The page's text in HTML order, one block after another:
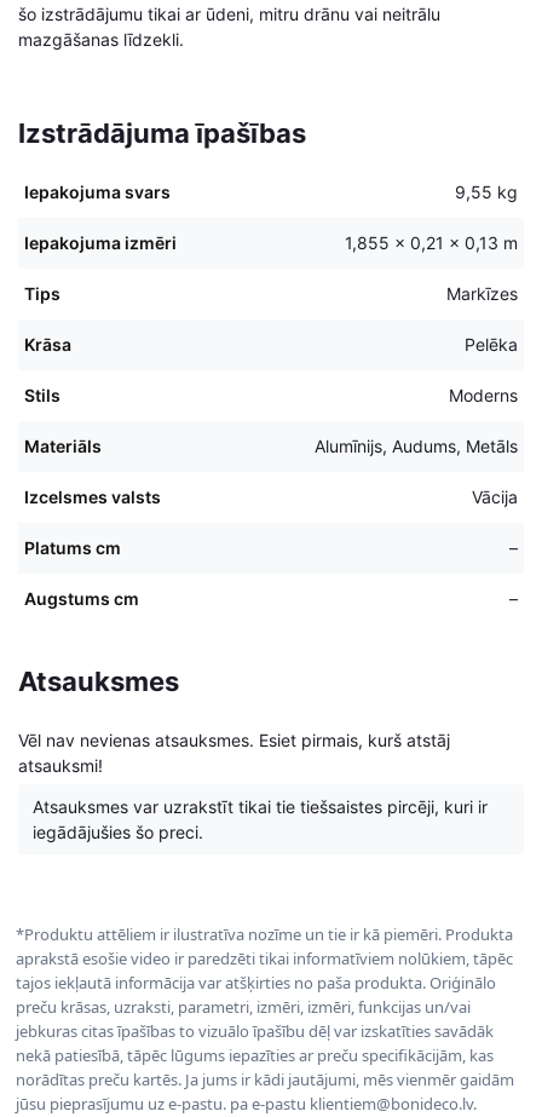
šo izstrādājumu tikai ar ūdeni, mitru drānu vai neitrālu
mazgāšanas līdzekli.
Izstrādājuma īpašības
Iepakojuma svars 9,55 kg
Iepakojuma izmēri 1,855 × 0,21 × 0,13 m
Tips Markīzes
Krāsa Pelēka
Stils Moderns
Materiāls Alumīnijs, Audums, Metāls
Izcelsmes valsts Vācija
Platums cm –
Augstums cm –
Atsauksmes
Vēl nav nevienas atsauksmes. Esiet pirmais, kurš atstāj
atsauksmi!
Atsauksmes var uzrakstīt tikai tie tiešsaistes pircēji, kuri ir
iegādājušies šo preci.
*Produktu attēliem ir ilustratīva nozīme un tie ir kā piemēri. Produkta
aprakstā esošie video ir paredzēti tikai informatīviem nolūkiem, tāpēc
tajos iekļautā informācija var atšķirties no paša produkta. Oriģinālo
preču krāsas, uzraksti, parametri, izmēri, izmēri, funkcijas un/vai
jebkuras citas īpašības to vizuālo īpašību dēļ var izskatīties savādāk
nekā patiesībā, tāpēc lūgums iepazīties ar preču specifikācijām, kas
norādītas preču kartēs. Ja jums ir kādi jautājumi, mēs vienmēr gaidām
jūsu pieprasījumu uz e-pastu. pa e-pastu klientiem@bonideco.lv.